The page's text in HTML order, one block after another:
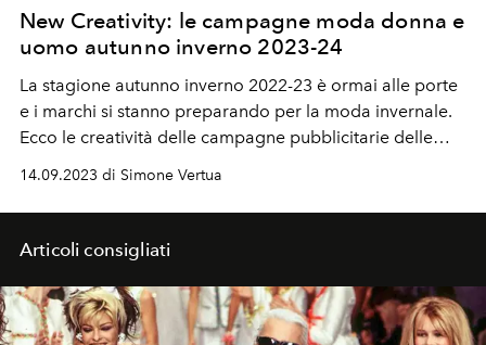
New Creativity: le campagne moda donna e
uomo autunno inverno 2023-24
La stagione autunno inverno 2022-23 è ormai alle porte
e i marchi si stanno preparando per la moda invernale.
Ecco le creatività delle campagne pubblicitarie delle
14.09.2023 di Simone Vertua
Articoli consigliati